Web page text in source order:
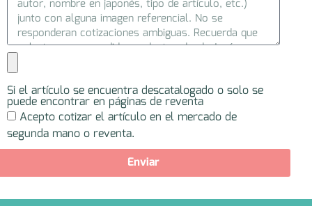
Si el artículo se encuentra descatalogado o solo se
puede encontrar en páginas de reventa
Acepto cotizar el artículo en el mercado de
segunda mano o reventa.
Enviar